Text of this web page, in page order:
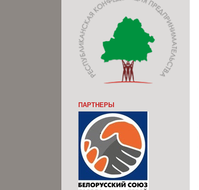
ПАРТНЕРЫ